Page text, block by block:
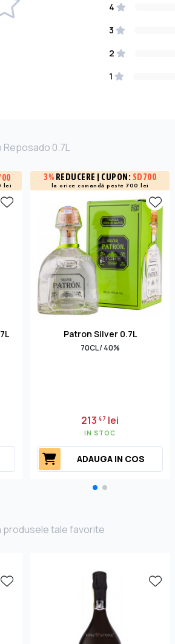
4
3
2
1
Reposado 0.7L
lei
3% REDUCERE | CUPON: SD700
la orice comandă peste 700 lei
Patron Silver 0.7L
70CL / 40%
21347 lei
IN STOC
ADAUGA IN COS
produsele tale favorite